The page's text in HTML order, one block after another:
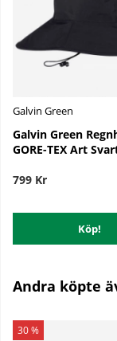
Galvin Green
Galvin Green
GORE-TEX Art
799 Kr
Köp!
Andra köpte
30 %